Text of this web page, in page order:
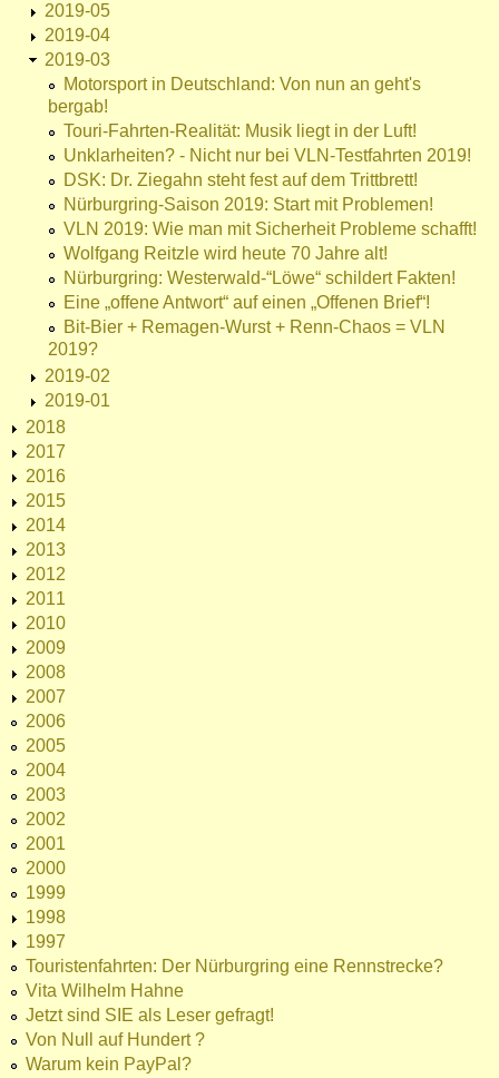
2019-05
2019-04
2019-03
Motorsport in Deutschland: Von nun an geht's
bergab!
Touri-Fahrten-Realität: Musik liegt in der Luft!
Unklarheiten? - Nicht nur bei VLN-Testfahrten 2019!
DSK: Dr. Ziegahn steht fest auf dem Trittbrett!
Nürburgring-Saison 2019: Start mit Problemen!
VLN 2019: Wie man mit Sicherheit Probleme schafft!
Wolfgang Reitzle wird heute 70 Jahre alt!
Nürburgring: Westerwald-“Löwe“ schildert Fakten!
Eine „offene Antwort“ auf einen „Offenen Brief“!
Bit-Bier + Remagen-Wurst + Renn-Chaos = VLN
2019?
2019-02
2019-01
2018
2017
2016
2015
2014
2013
2012
2011
2010
2009
2008
2007
2006
2005
2004
2003
2002
2001
2000
1999
1998
1997
Touristenfahrten: Der Nürburgring eine Rennstrecke?
Vita Wilhelm Hahne
Jetzt sind SIE als Leser gefragt!
Von Null auf Hundert ?
Warum kein PayPal?